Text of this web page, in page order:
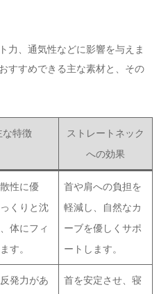
力、通気性などに影響を与えま
すすめできる主な素材と、その
な特徴
ストレートネック
への効果
性に優
くりと沈
体にフィ
す。
首や肩への負担を
軽減し、自然なカ
ーブを優しくサポ
ートします。
発力があ
首を安定させ、寝